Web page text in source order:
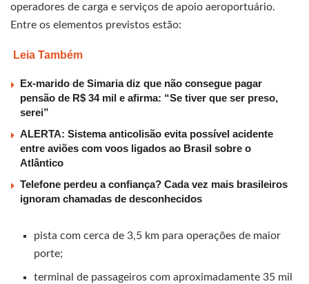
operadores de carga e serviços de apoio aeroportuário.
Entre os elementos previstos estão:
Leia Também
Ex-marido de Simaria diz que não consegue pagar
pensão de R$ 34 mil e afirma: “Se tiver que ser preso,
serei”
ALERTA: Sistema anticolisão evita possível acidente
entre aviões com voos ligados ao Brasil sobre o
Atlântico
Telefone perdeu a confiança? Cada vez mais brasileiros
ignoram chamadas de desconhecidos
pista com cerca de 3,5 km para operações de maior
porte;
terminal de passageiros com aproximadamente 35 mil